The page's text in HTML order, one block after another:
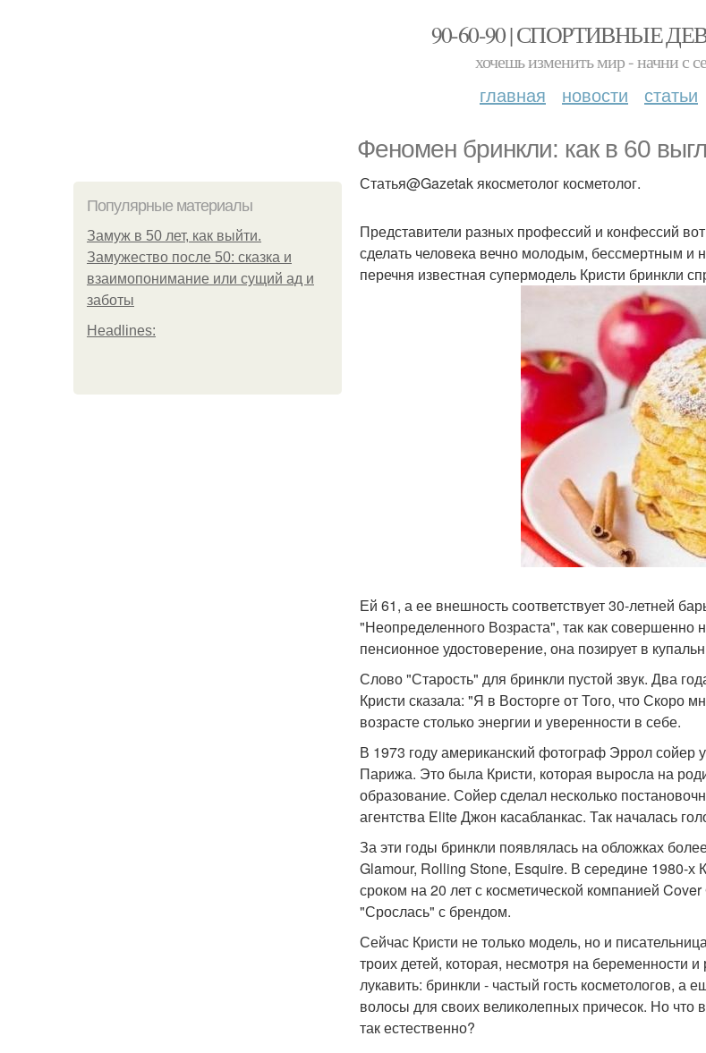
90-60-90 | СПОРТИВНЫЕ
хочешь изменить мир - начни с
главная новости статьи
Феномен бринкли: как в 60
Популярные материалы
Замуж в 50 лет, как выйти.
Замужество после 50: сказка и
взаимопонимание или сущий ад и
заботы
Headlines:
Статья@Gazetak якосметолог косметолог.
Представители разных профессий и конфессий
сделать человека вечно молодым, бессмертным и
перечня известная супермодель Кристи бринкли
Ей 61, а ее внешность соответствует 30-летней
"Неопределенного Возраста", так как
пенсионное удостоверение, она позирует в
Слово "Старость" для бринкли пустой звук. Два
Кристи сказала: "Я в Восторге от Того, что
возрасте столько энергии и уверенности в себе.
В 1973 году американский фотограф Эррол сойер
Парижа. Это была Кристи, которая выросла на
образование. Сойер сделал несколько
агентства Elite Джон касабланкас. Так началась
За эти годы бринкли появлялась на обложках
Glamour, Rolling Stone, Esquire. В середине 1980-
сроком на 20 лет с косметической компанией
"Срослась" с брендом.
Сейчас Кристи не только модель, но и
троих детей, которая, несмотря на
лукавить: бринкли - частый гость косметологов,
волосы для своих великолепных причесок. Но что
так естественно?